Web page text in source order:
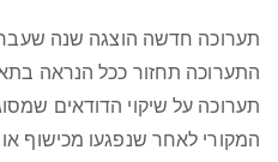
תערוכה חדשה הוצגה שנה
התערוכה תחזור ככל הנראה
תערוכה על שיקוי הדודאים
המקורי לאחר שנפגעו מכישוף